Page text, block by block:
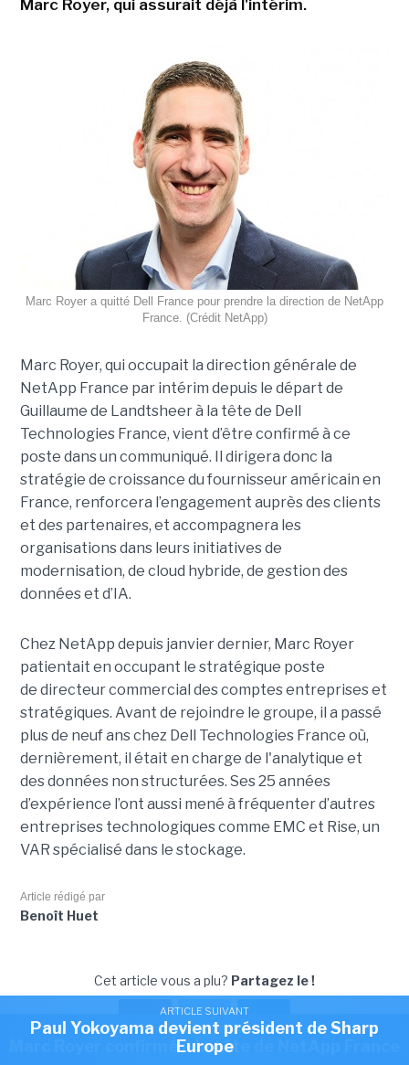
ARTICLE SUIVANT
Marc Royer confirmé à la tête de NetApp France
Marc Royer, qui assurait déjà l'intérim.
Marc Royer a quitté Dell France pour prendre la direction de NetApp
France. (Crédit NetApp)
Marc Royer, qui occupait la direction générale de
NetApp France par intérim depuis le départ de
Guillaume de Landtsheer à la tête de Dell
Technologies France, vient d’être confirmé à ce
poste dans un communiqué. Il dirigera donc la
stratégie de croissance du fournisseur américain en
France, renforcera l’engagement auprès des clients
et des partenaires, et accompagnera les
organisations dans leurs initiatives de
modernisation, de cloud hybride, de gestion des
données et d’IA.
Chez NetApp depuis janvier dernier, Marc Royer
patientait en occupant le stratégique poste
de directeur commercial des comptes entreprises et
stratégiques. Avant de rejoindre le groupe, il a passé
plus de neuf ans chez Dell Technologies France où,
dernièrement, il était en charge de l'analytique et
des données non structurées. Ses 25 années
d’expérience l’ont aussi mené à fréquenter d’autres
entreprises technologiques comme EMC et Rise, un
VAR spécialisé dans le stockage.
Article rédigé par
Benoît Huet
Cet article vous a plu? Partagez le !
ARTICLE SUIVANT
Paul Yokoyama devient président de Sharp
Europe